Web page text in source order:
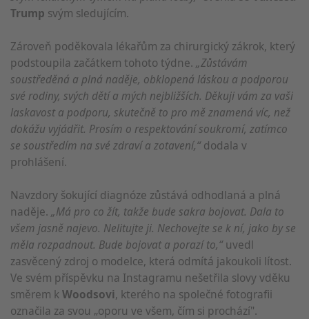
Trump svým sledujícím.
Zároveň poděkovala lékařům za chirurgický zákrok, který
podstoupila začátkem tohoto týdne. „Zůstávám
soustředěná a plná naděje, obklopená láskou a podporou
své rodiny, svých dětí a mých nejbližších. Děkuji vám za vaši
laskavost a podporu, skutečně to pro mě znamená víc, než
dokážu vyjádřit. Prosím o respektování soukromí, zatímco
se soustředím na své zdraví a zotavení,“dodala v
prohlášení.
Navzdory šokující diagnóze zůstává odhodlaná a plná
naděje. „Má pro co žít, takže bude sakra bojovat. Dala to
všem jasně najevo. Nelitujte ji. Nechovejte se k ní, jako by se
měla rozpadnout. Bude bojovat a porazí to,“uvedl
zasvěcený zdroj o modelce, která odmítá jakoukoli lítost.
Ve svém příspěvku na Instagramu nešetřila slovy vděku
směrem kWoodsovi, kterého na společné fotografii
označila za svou „oporu ve všem, čím si prochází".